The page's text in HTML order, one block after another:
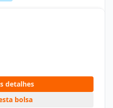
detalhes
bolsa